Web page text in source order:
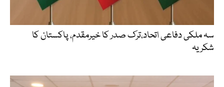
سہ ملکی دفاعی اتحاد،ترک صدر کا خیرمقدم، پاکستان کا
شکریہ